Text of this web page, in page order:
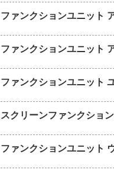
ファンクションユニット
ファンクションユニット
ファンクションユニット
スクリーンファンクショ
ファンクションユニット